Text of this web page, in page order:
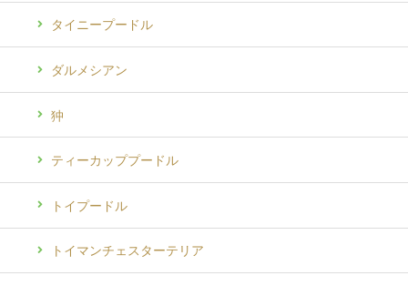
タイニープードル
ダルメシアン
狆
ティーカッププードル
トイプードル
トイマンチェスターテリア